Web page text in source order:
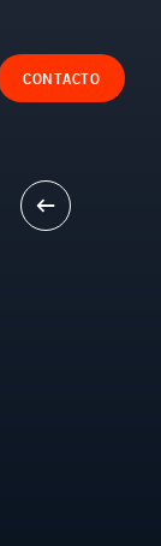
CONTACTO